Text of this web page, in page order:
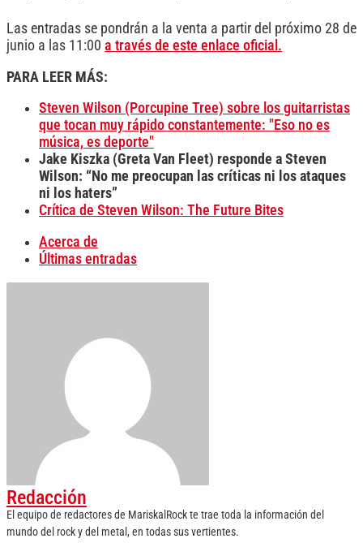
Las entradas se pondrán a la venta a partir del próximo 28 de
junio a las 11:00 a través de este enlace oficial.
PARA LEER MÁS:
Steven Wilson (Porcupine Tree) sobre los guitarristas
que tocan muy rápido constantemente: "Eso no es
música, es deporte"
Jake Kiszka (Greta Van Fleet) responde a Steven
Wilson: “No me preocupan las críticas ni los ataques
ni los haters”
Crítica de Steven Wilson: The Future Bites
Acerca de
Últimas entradas
Redacción
El equipo de redactores de MariskalRock te trae toda la información del
mundo del rock y del metal, en todas sus vertientes.